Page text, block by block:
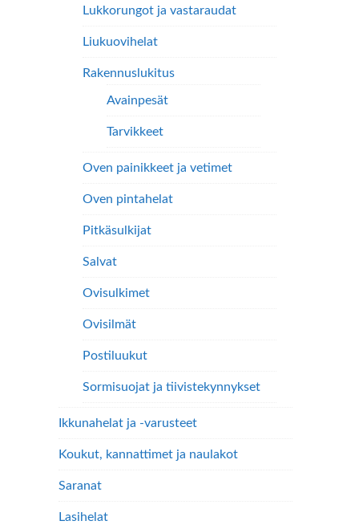
Lukkorungot ja vastaraudat
Liukuovihelat
Rakennuslukitus
Avainpesät
Tarvikkeet
Oven painikkeet ja vetimet
Oven pintahelat
Pitkäsulkijat
Salvat
Ovisulkimet
Ovisilmät
Postiluukut
Sormisuojat ja tiivistekynnykset
Ikkunahelat ja -varusteet
Koukut, kannattimet ja naulakot
Saranat
Lasihelat